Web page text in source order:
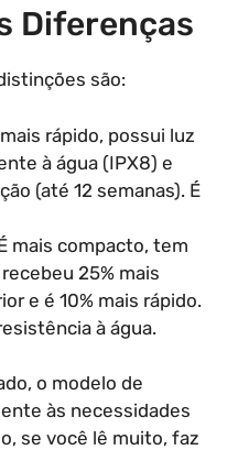
Diferenças
são:
rápido, possui luz
à água (IPX8) e
(até 12 semanas). É
mais compacto, tem
25% mais
e é 10% mais rápido.
à água.
o modelo de
às necessidades
se você lê muito, faz